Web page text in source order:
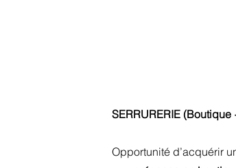
SERRURERIE
Opportunité d’acquérir